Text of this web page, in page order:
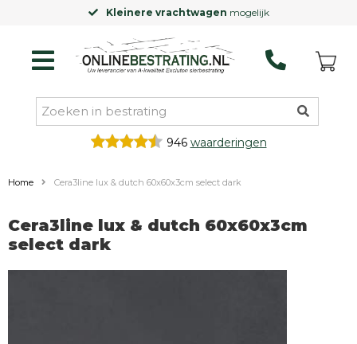
Kleinere vrachtwagen mogelijk
946 waarderingen
Home Cera3line lux & dutch 60x60x3cm select dark
Cera3line lux & dutch 60x60x3cm
select dark